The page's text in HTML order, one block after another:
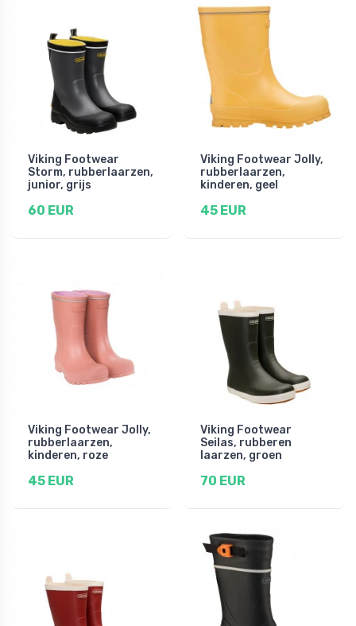
Viking Footwear
Storm, rubberlaarzen,
junior, grijs
60 EUR
Viking Footwear Jolly,
rubberlaarzen,
kinderen, geel
45 EUR
Viking Footwear Jolly,
rubberlaarzen,
kinderen, roze
45 EUR
Viking Footwear
Seilas, rubberen
laarzen, groen
70 EUR